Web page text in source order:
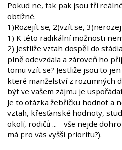
Pokud ne, tak pak jsou tři
obtížné.
1)Rozejít se, 2)vzít se,
1) K této radikální možnosti
2) Jestliže vztah dospěl do
plně odevzdala a zároveň ho
tomu vzít se? Jestliže jsou to
které manželství z rozumných
být ve vašem zájmu je
Je to otázka žebříčku hodnot a
vztah, křesťanské hodnoty,
okolí, rodičů ... - vše nejde
má pro vás vyšší prioritu?).